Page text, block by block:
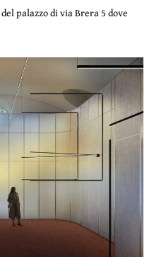
palazzo di via Brera 5 dove